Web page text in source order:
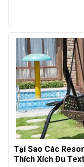
Tại Sao Các
Thích Xích Đu